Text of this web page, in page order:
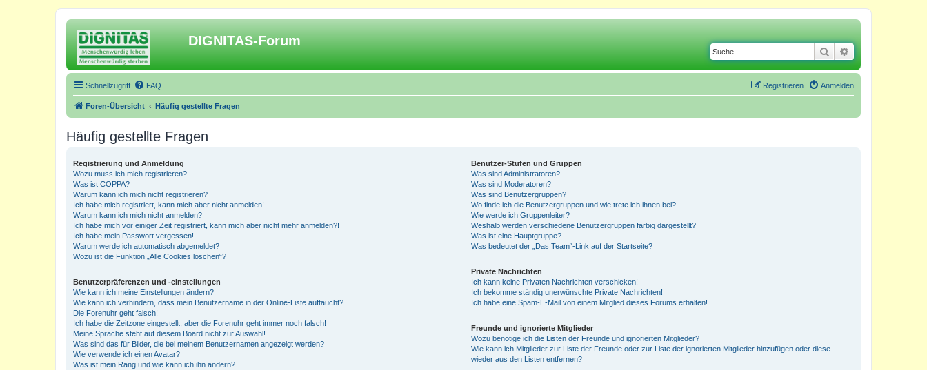
DIGNITAS-Forum
Suche
Schnellzugriff FAQ Anmelden
Registrieren
Foren-Übersicht Häufig gestellte Fragen
Häufig gestellte Fragen
Registrierung und Anmeldung
Wozu muss ich mich registrieren?
Was ist COPPA?
Warum kann ich mich nicht registrieren?
Ich habe mich registriert, kann mich aber nicht anmelden!
Warum kann ich mich nicht anmelden?
Ich habe mich vor einiger Zeit registriert, kann mich aber nicht mehr anmelden?!
Ich habe mein Passwort vergessen!
Warum werde ich automatisch abgemeldet?
Wozu ist die Funktion „Alle Cookies löschen“?
Benutzerpräferenzen und -einstellungen
Wie kann ich meine Einstellungen ändern?
Wie kann ich verhindern, dass mein Benutzername in der Online-Liste auftaucht?
Die Forenuhr geht falsch!
Ich habe die Zeitzone eingestellt, aber die Forenuhr geht immer noch falsch!
Meine Sprache steht auf diesem Board nicht zur Auswahl!
Was sind das für Bilder, die bei meinem Benutzernamen angezeigt werden?
Wie verwende ich einen Avatar?
Was ist mein Rang und wie kann ich ihn ändern?
Benutzer-Stufen und Gruppen
Was sind Administratoren?
Was sind Moderatoren?
Was sind Benutzergruppen?
Wo finde ich die Benutzergruppen und wie trete ich ihnen bei?
Wie werde ich Gruppenleiter?
Weshalb werden verschiedene Benutzergruppen farbig dargestellt?
Was ist eine Hauptgruppe?
Was bedeutet der „Das Team“-Link auf der Startseite?
Private Nachrichten
Ich kann keine Privaten Nachrichten verschicken!
Ich bekomme ständig unerwünschte Private Nachrichten!
Ich habe eine Spam-E-Mail von einem Mitglied dieses Forums erhalten!
Freunde und ignorierte Mitglieder
Wozu benötige ich die Listen der Freunde und ignorierten Mitglieder?
Wie kann ich Mitglieder zur Liste der Freunde oder zur Liste der ignorierten Mitglieder hinzufügen oder diese
wieder aus den Listen entfernen?